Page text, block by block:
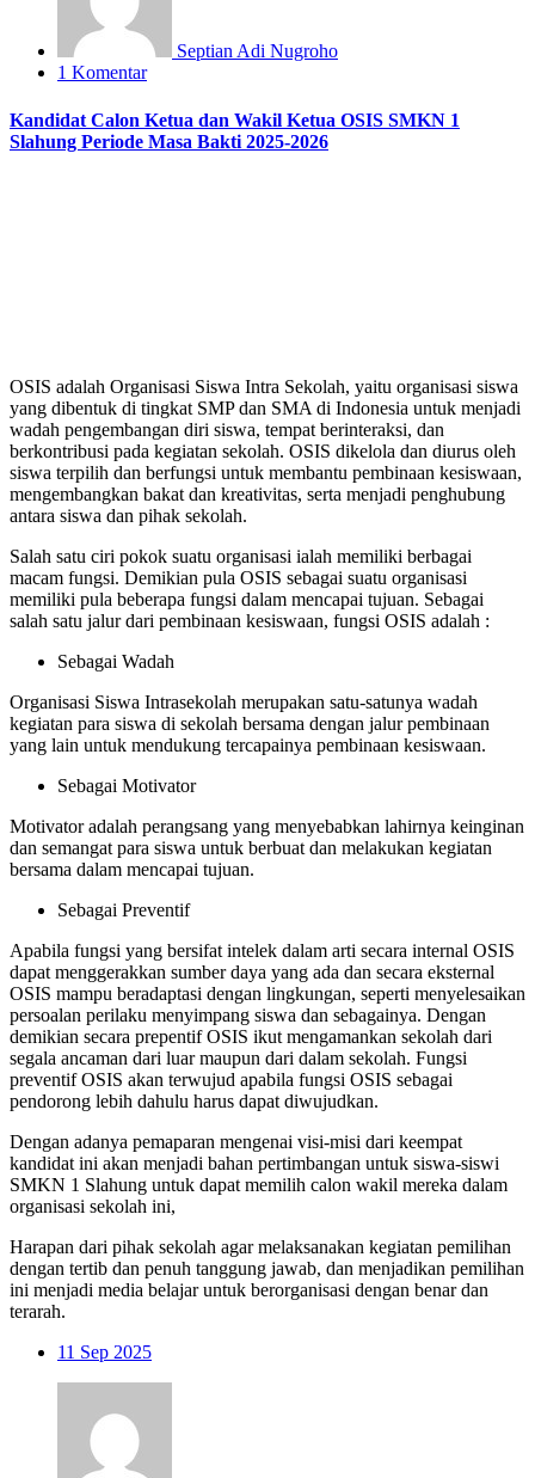
Septian Adi Nugroho
1 Komentar
Kandidat Calon Ketua dan Wakil Ketua OSIS SMKN 1
Slahung Periode Masa Bakti 2025-2026
OSIS adalah Organisasi Siswa Intra Sekolah, yaitu organisasi siswa
yang dibentuk di tingkat SMP dan SMA di Indonesia untuk menjadi
wadah pengembangan diri siswa, tempat berinteraksi, dan
berkontribusi pada kegiatan sekolah. OSIS dikelola dan diurus oleh
siswa terpilih dan berfungsi untuk membantu pembinaan kesiswaan,
mengembangkan bakat dan kreativitas, serta menjadi penghubung
antara siswa dan pihak sekolah.
Salah satu ciri pokok suatu organisasi ialah memiliki berbagai
macam fungsi. Demikian pula OSIS sebagai suatu organisasi
memiliki pula beberapa fungsi dalam mencapai tujuan. Sebagai
salah satu jalur dari pembinaan kesiswaan, fungsi OSIS adalah :
Sebagai Wadah
Organisasi Siswa Intrasekolah merupakan satu-satunya wadah
kegiatan para siswa di sekolah bersama dengan jalur pembinaan
yang lain untuk mendukung tercapainya pembinaan kesiswaan.
Sebagai Motivator
Motivator adalah perangsang yang menyebabkan lahirnya keinginan
dan semangat para siswa untuk berbuat dan melakukan kegiatan
bersama dalam mencapai tujuan.
Sebagai Preventif
Apabila fungsi yang bersifat intelek dalam arti secara internal OSIS
dapat menggerakkan sumber daya yang ada dan secara eksternal
OSIS mampu beradaptasi dengan lingkungan, seperti menyelesaikan
persoalan perilaku menyimpang siswa dan sebagainya. Dengan
demikian secara prepentif OSIS ikut mengamankan sekolah dari
segala ancaman dari luar maupun dari dalam sekolah. Fungsi
preventif OSIS akan terwujud apabila fungsi OSIS sebagai
pendorong lebih dahulu harus dapat diwujudkan.
Dengan adanya pemaparan mengenai visi-misi dari keempat
kandidat ini akan menjadi bahan pertimbangan untuk siswa-siswi
SMKN 1 Slahung untuk dapat memilih calon wakil mereka dalam
organisasi sekolah ini,
Harapan dari pihak sekolah agar melaksanakan kegiatan pemilihan
dengan tertib dan penuh tanggung jawab, dan menjadikan pemilihan
ini menjadi media belajar untuk berorganisasi dengan benar dan
terarah.
11 Sep 2025